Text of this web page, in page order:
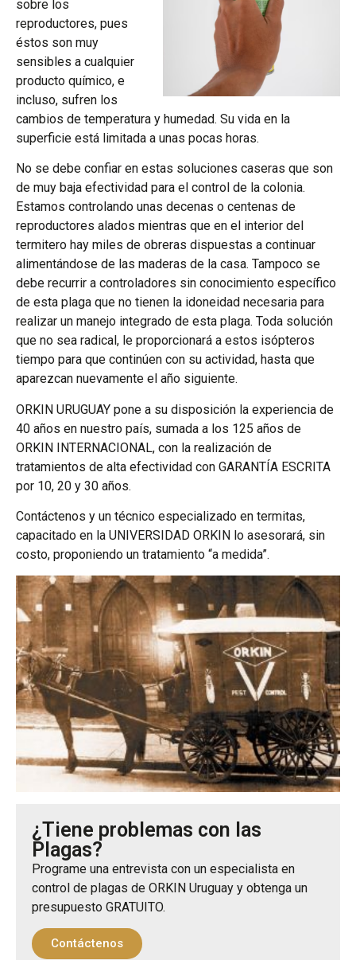
sobre los
reproductores, pues
éstos son muy
sensibles a cualquier
producto químico, e
incluso, sufren los
cambios de temperatura y humedad. Su vida en la
superficie está limitada a unas pocas horas.
No se debe confiar en estas soluciones caseras que son
de muy baja efectividad para el control de la colonia.
Estamos controlando unas decenas o centenas de
reproductores alados mientras que en el interior del
termitero hay miles de obreras dispuestas a continuar
alimentándose de las maderas de la casa. Tampoco se
debe recurrir a controladores sin conocimiento específico
de esta plaga que no tienen la idoneidad necesaria para
realizar un manejo integrado de esta plaga. Toda solución
que no sea radical, le proporcionará a estos isópteros
tiempo para que continúen con su actividad, hasta que
aparezcan nuevamente el año siguiente.
ORKIN URUGUAY pone a su disposición la experiencia de
40 años en nuestro país, sumada a los 125 años de
ORKIN INTERNACIONAL, con la realización de
tratamientos de alta efectividad con GARANTÍA ESCRITA
por 10, 20 y 30 años.
Contáctenos y un técnico especializado en termitas,
capacitado en la UNIVERSIDAD ORKIN lo asesorará, sin
costo, proponiendo un tratamiento “a medida”.
¿Tiene problemas con las
Plagas?
Programe una entrevista con un especialista en
control de plagas de ORKIN Uruguay y obtenga un
presupuesto GRATUITO.
Contáctenos